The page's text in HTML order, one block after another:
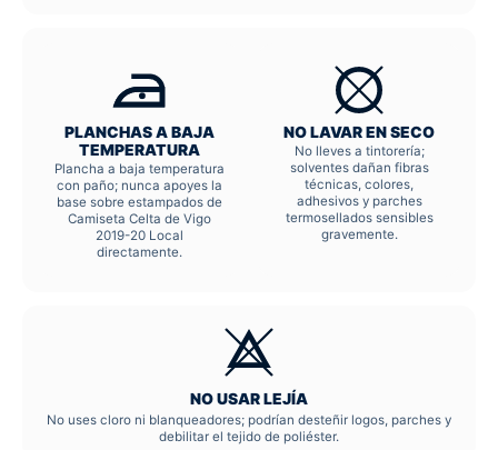
PLANCHAS A BAJA
TEMPERATURA
Plancha a baja temperatura
con paño; nunca apoyes la
base sobre estampados de
Camiseta Celta de Vigo
2019-20 Local
directamente.
NO LAVAR EN SECO
No lleves a tintorería;
solventes dañan fibras
técnicas, colores,
adhesivos y parches
termosellados sensibles
gravemente.
NO USAR LEJÍA
No uses cloro ni blanqueadores; podrían desteñir logos, parches y
debilitar el tejido de poliéster.